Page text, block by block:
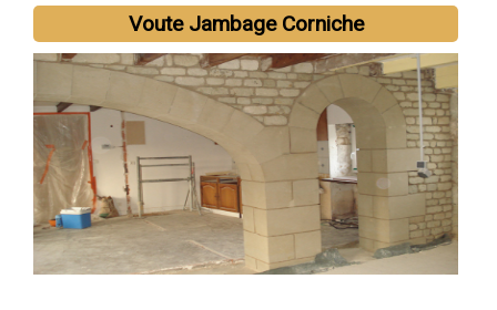
Voute Jambage Corniche